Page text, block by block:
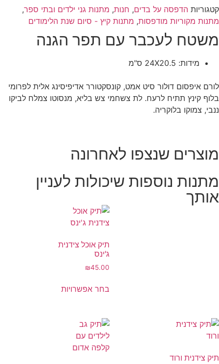
קטגוריות הדפסה על בדים, חנות, מתנות גני ילדים ובתי ספר,
מתנות מקוריות מודפסות, מתנות קיץ - סיום שנת הלימודים
משטח לעכבר עם תפר הגנה
מידות: 24X20.5 ס"מ
לורם איפסום דולור סיט אמט, קונסקטורר אדיפיסינג אלית לפרומי
בלוף קינץ תתיח לרעח. לת צשחמי צש בליא, מנסוטו צמלח לביקו
ננבי, צמוקו בלוקריה.
מוצרים שנצפו לאחרונה
מתנות נוספות שיכולות לעניין
אותך
תיק אוכל צידנית
ג'ינס
₪45.00
בחר אפשרויות
תיק צידנית ורוד